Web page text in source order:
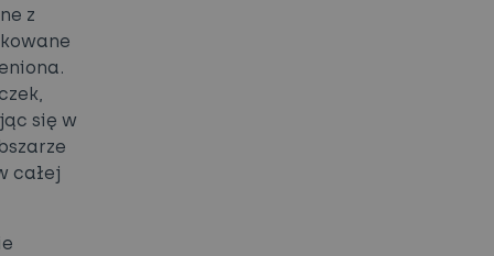
z
się w
całej